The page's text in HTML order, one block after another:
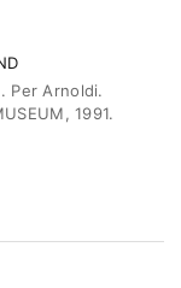
. Per Arnoldi.
1991.